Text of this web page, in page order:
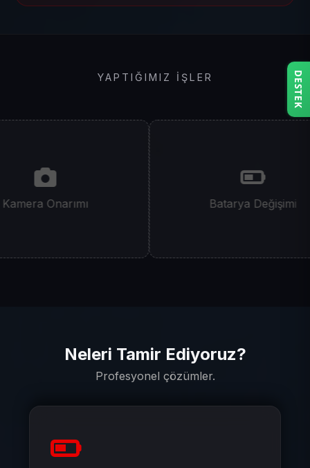
YAPTIĞIMIZ İŞLER
Kamera Onarımı Batarya Değişimi
Neleri Tamir Ediyoruz?
Profesyonel çözümler.
DESTEK